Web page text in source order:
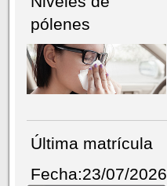
pólenes
Última matrícula
Fecha:23/07/2026